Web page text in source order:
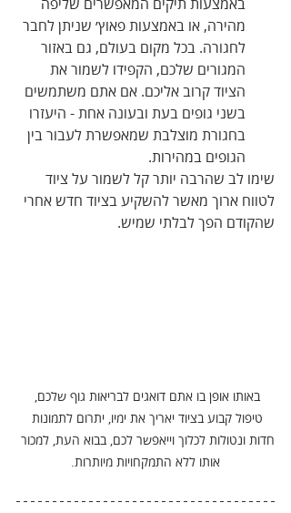
מהירה, או באמצעות פאוץ׳ שניתן לחבר
לחגורה. בכל מקום בעולם, גם באזור
המגורים שלכם, הקפידו לשמור את
הציוד קרוב אליכם. אם אתם משתמשים
בשני גופים בעת ובעונה אחת - היעזרו
בחגורת מוצלבת שמאפשרת לעבור בין
הגופים במהירות.
שימו לב שהרבה יותר קל לשמור על ציוד
לטווח ארוך מאשר להשקיע בציוד חדש אחרי
שהקודם הפך לבלתי שמיש.
באותו אופן בו אתם דואגים לבריאות גוף שלכם,
טיפול קבוע בציוד יאריך את ימיו, יתרום לתמונות
חדות ונטולות לכלוך וייאפשר לכם, בבוא העת, למכור
אותו ללא התמקחויות מיותרות.